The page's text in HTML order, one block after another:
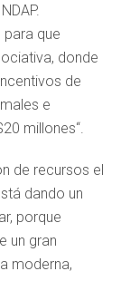
para que
donde
de
e
millones“.
de recursos el
dando un
porque
un gran
moderna,